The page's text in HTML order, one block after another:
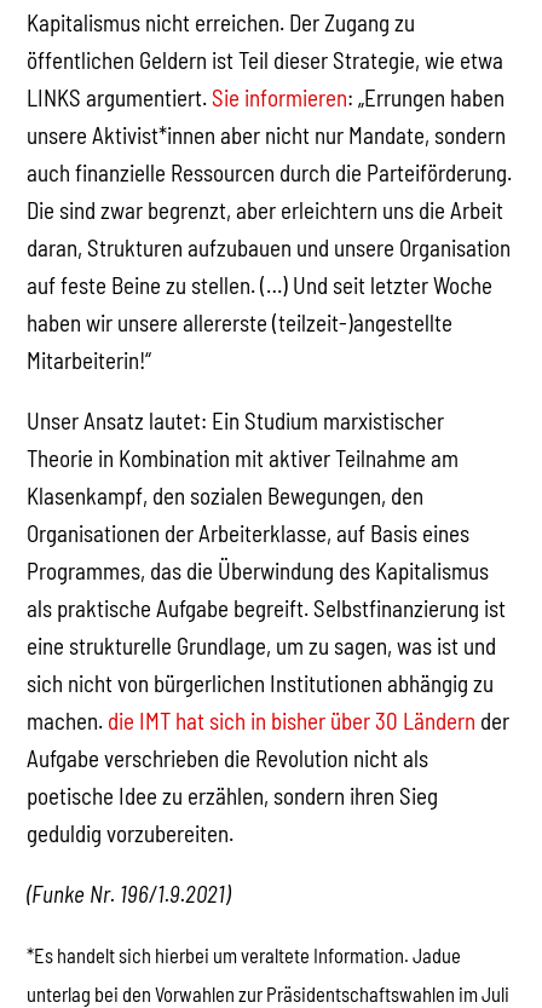
Kapitalismus nicht erreichen. Der Zugang zu
öffentlichen Geldern ist Teil dieser Strategie, wie etwa
LINKS argumentiert.Sie informieren: „Errungen haben
unsere Aktivist*innen aber nicht nur Mandate, sondern
auch finanzielle Ressourcen durch die Parteiförderung.
Die sind zwar begrenzt, aber erleichtern uns die Arbeit
daran, Strukturen aufzubauen und unsere Organisation
auf feste Beine zu stellen. (…) Und seit letzter Woche
haben wir unsere allererste (teilzeit-)angestellte
Mitarbeiterin!“
Unser Ansatz lautet: Ein Studium marxistischer
Theorie in Kombination mit aktiver Teilnahme am
Klasenkampf, den sozialen Bewegungen, den
Organisationen der Arbeiterklasse, auf Basis eines
Programmes, das die Überwindung des Kapitalismus
als praktische Aufgabe begreift. Selbstfinanzierung ist
eine strukturelle Grundlage, um zu sagen, was ist und
sich nicht von bürgerlichen Institutionen abhängig zu
machen. die IMT hat sich in bisher über 30 Ländern der
Aufgabe verschrieben die Revolution nicht als
poetische Idee zu erzählen, sondern ihren Sieg
geduldig vorzubereiten.
(Funke Nr. 196/1.9.2021)
*Es handelt sich hierbei um veraltete Information. Jadue
unterlag bei den Vorwahlen zur Präsidentschaftswahlen im Juli